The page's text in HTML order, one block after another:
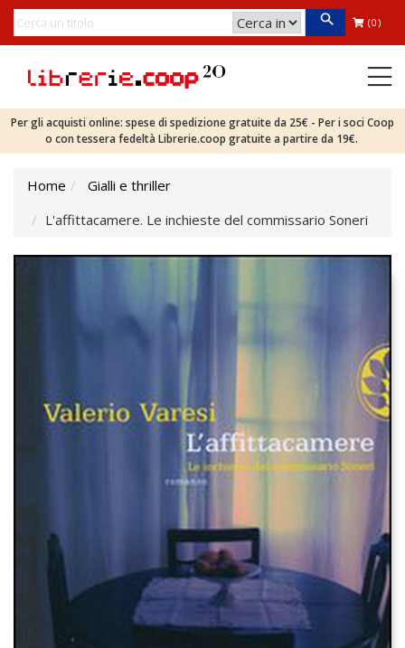
(0)
Per gli acquisti online: spese di spedizione gratuite da 25€ - Per i soci Coop
o con tessera fedeltà Librerie.coop gratuite a partire da 19€.
Home
Gialli e thriller
L'affittacamere. Le inchieste del commissario Soneri